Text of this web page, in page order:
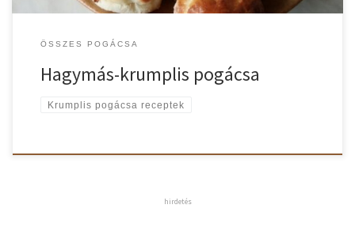
ÖSSZES POGÁCSA
Hagymás-krumplis pogácsa
Krumplis pogácsa receptek
hirdetés